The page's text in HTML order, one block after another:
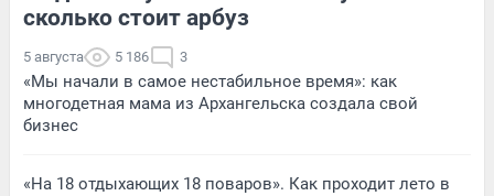
сколько стоит арбуз
5 августа 5 186 3
«Мы начали в самое нестабильное время»: как
многодетная мама из Архангельска создала свой
бизнес
«На 18 отдыхающих 18 поваров». Как проходит лето в